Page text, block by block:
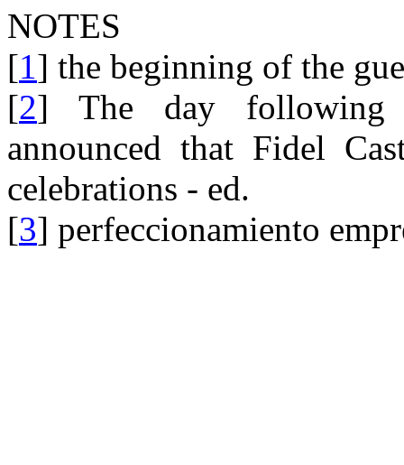
NOTES
[1] the beginning of the
[2] The day following
announced that Fidel
celebrations - ed.
[3] perfeccionamiento